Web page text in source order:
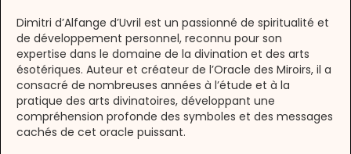
Dimitri d’Alfange d’Uvril est un passionné de spiritualité et
de développement personnel, reconnu pour son
expertise dans le domaine de la divination et des arts
ésotériques. Auteur et créateur de l’Oracle des Miroirs, il a
consacré de nombreuses années à l’étude et à la
pratique des arts divinatoires, développant une
compréhension profonde des symboles et des messages
cachés de cet oracle puissant.